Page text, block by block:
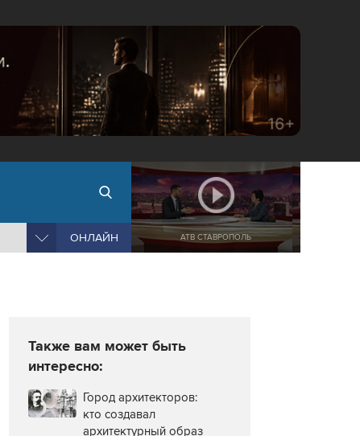
ОНЛАЙН АТВ СТАВРОПОЛЬ
Также вам может быть
интересно:
Город архитекторов:
кто создавал
архитектурный образ